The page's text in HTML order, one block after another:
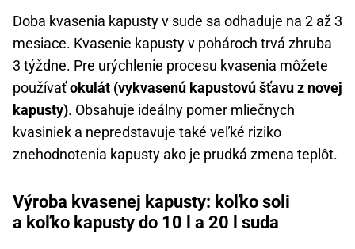
Doba kvasenia kapusty v sude sa odhaduje na 2 až 3
mesiace. Kvasenie kapusty v pohároch trvá zhruba
3 týždne. Pre urýchlenie procesu kvasenia môžete
používaťokulát (vykvasenú kapustovú šťavu z novej
kapusty). Obsahuje ideálny pomer mliečnych
kvasiniek a nepredstavuje také veľké riziko
znehodnotenia kapusty ako je prudká zmena teplôt.
Výroba kvasenej kapusty: koľko soli
a koľko kapusty do 10 l a 20 l suda